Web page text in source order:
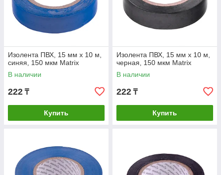
Изолента ПВХ, 15 мм х 10 м,
синяя, 150 мкм Matrix
В наличии
222 ₸
Купить
Изолента ПВХ, 15 мм х 10 м,
черная, 150 мкм Matrix
В наличии
222 ₸
Купить